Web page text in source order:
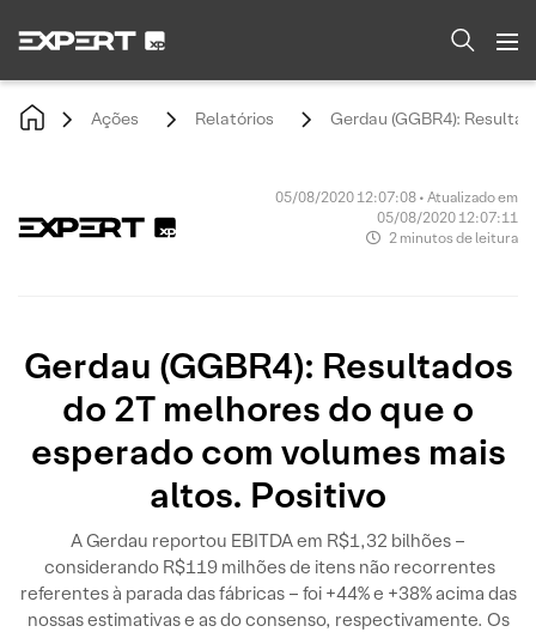
Ações Relatórios Gerdau (GGBR4):
05/08/2020 12:07:08 • Atualizado em
05/08/2020 12:07:11
2 minutos de leitura
Gerdau (GGBR4): Resultados
do 2T melhores do que o
esperado com volumes mais
altos. Positivo
A Gerdau reportou EBITDA em R$1,32 bilhões –
considerando R$119 milhões de itens não recorrentes
referentes à parada das fábricas – foi +44% e +38% acima das
nossas estimativas e as do consenso, respectivamente. Os